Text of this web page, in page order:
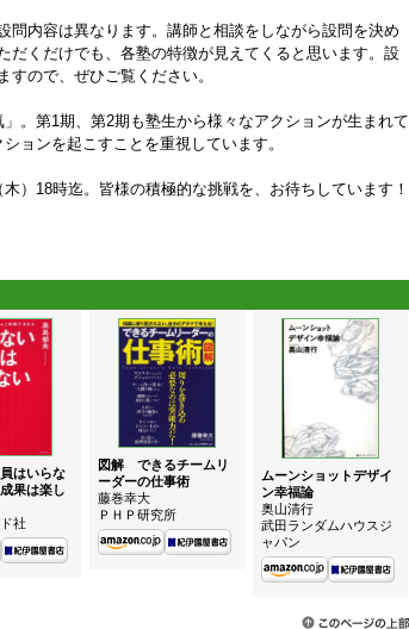
問内容は異なります。講師と相談をしながら設問を決め
だくだけでも、各塾の特徴が見えてくると思います。設
すので、ぜひご覧ください。
。第1期、第2期も塾生から様々なアクションが生まれて
ョンを起こすことを重視しています。
）18時迄。皆様の積極的な挑戦を、お待ちしています！
はいらな
果は楽し
社
図解 できるチームリ
ーダーの仕事術
藤巻幸大
ＰＨＰ研究所
ムーンショットデザイ
ン幸福論
奥山清行
武田ランダムハウスジ
ャパン